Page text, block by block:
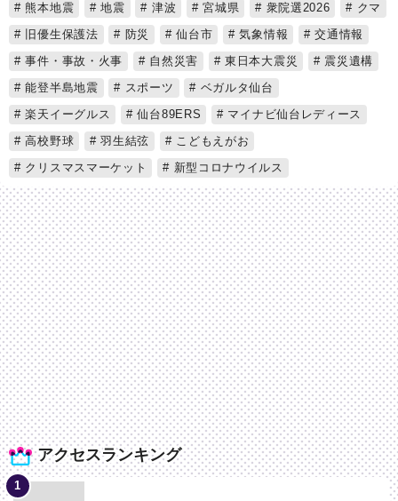
アクセスランキング
熊本地震 地震 津波 宮城県 衆院選2026
クマ
旧優生保護法
防災 仙台市 気象情報
交通情報
事件・事故・火事
自然災害 東日本大震災
震災遺構
能登半島地震
スポーツ
ベガルタ仙台
楽天イーグルス
仙台89ERS
マイナビ仙台レディース
高校野球
羽生結弦
こどもえがお
クリスマスマーケット
新型コロナウイルス